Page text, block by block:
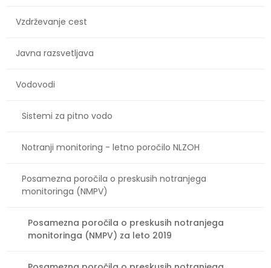
Vzdrževanje cest
Javna razsvetljava
Vodovodi
Sistemi za pitno vodo
Notranji monitoring - letno poročilo NLZOH
Posamezna poročila o preskusih notranjega
monitoringa (NMPV)
Posamezna poročila o preskusih notranjega
monitoringa (NMPV) za leto 2019